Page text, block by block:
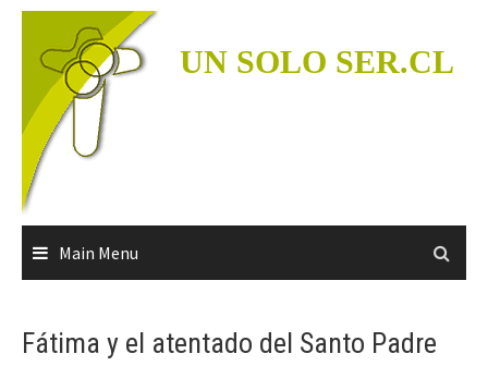
Skip
content
UN SOLO SER.CL
Main Menu
Fátima y el atentado del Santo Padre